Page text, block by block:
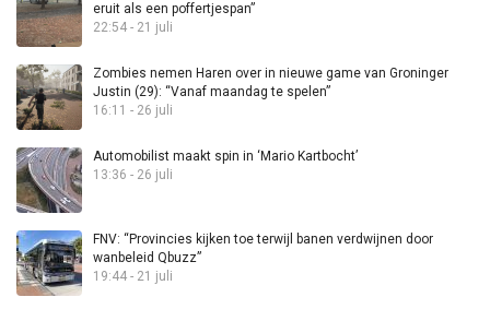
eruit als een poffertjespan”
22:54 - 21 juli
Zombies nemen Haren over in nieuwe game van Groninger
Justin (29): “Vanaf maandag te spelen”
16:11 - 26 juli
Automobilist maakt spin in ‘Mario Kartbocht’
13:36 - 26 juli
FNV: “Provincies kijken toe terwijl banen verdwijnen door
wanbeleid Qbuzz”
19:44 - 21 juli